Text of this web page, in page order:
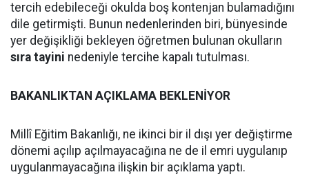
tercih edebileceği okulda boş kontenjan bulamadığını
dile getirmişti. Bunun nedenlerinden biri, bünyesinde
yer değişikliği bekleyen öğretmen bulunan okulların
sıra tayini nedeniyle tercihe kapalı tutulması.
BAKANLIKTAN AÇIKLAMA BEKLENİYOR
Millî Eğitim Bakanlığı, ne ikinci bir il dışı yer değiştirme
dönemi açılıp açılmayacağına ne de il emri uygulanıp
uygulanmayacağına ilişkin bir açıklama yaptı.